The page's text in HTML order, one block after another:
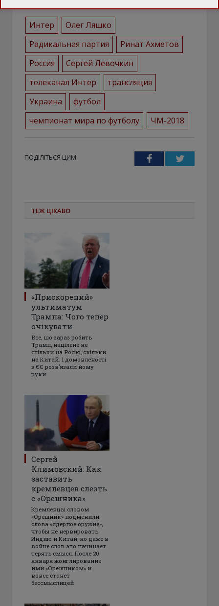
Интер
Олег Ляшко
Радикальная партия
Ринат Ахметов
Россия
Сергей Левочкин
телеканал Интер
трансляция
Украина
футбол
чемпионат мира по футболу
ЧМ-2018
ПОДІЛІТЬСЯ ЦИМ FacebookTwitter
ТЕЖ ЦІКАВО
«Прискорений»
ультиматум
Трампа: Чого тепер
очікувати
Все, що зараз робить
Трамп, націлене не
стільки на Росію, скільки
на Китай. І домовленості
з ЄС розвʼязали йому
руки
Сергей
Климовский: Как
заставить
кремлевцев слезть
с «Орешника»
Кремлевцы словом
«Орешник» подменили
слова «ядерное оружие»,
чтобы не нервировать
Индию и Китай, но даже в
войне слов это начинает
терять смысл. После 20
января жонглирование
ими «Орешником» и
вовсе станет
бессмыслицей